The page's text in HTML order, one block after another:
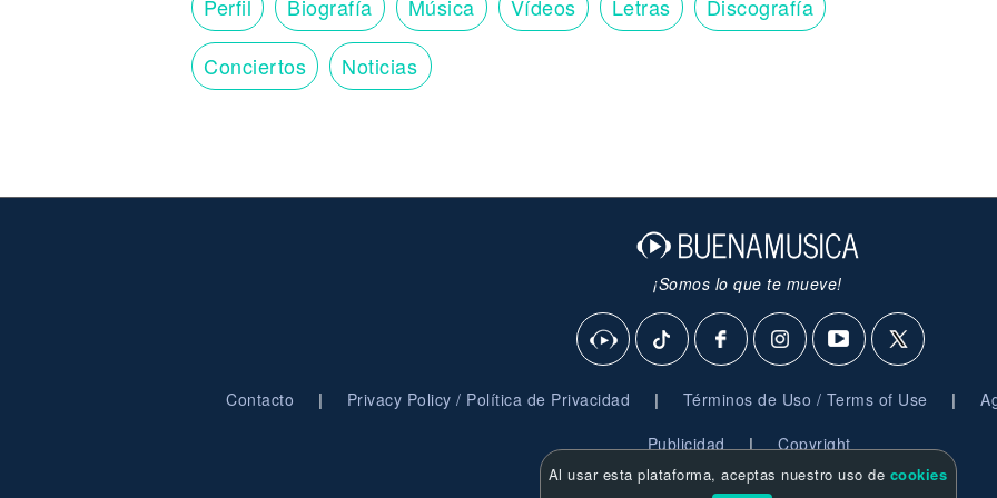
Perfil Biografía Música Vídeos Letras Discografía
Conciertos Noticias
¡Somos lo que te mueve!
Contacto | Privacy Policy / Política de Privacidad | Términos de Uso / Terms of Use |
Publicidad | Copyright
Al usar esta plataforma, aceptas nuestro uso de cookies